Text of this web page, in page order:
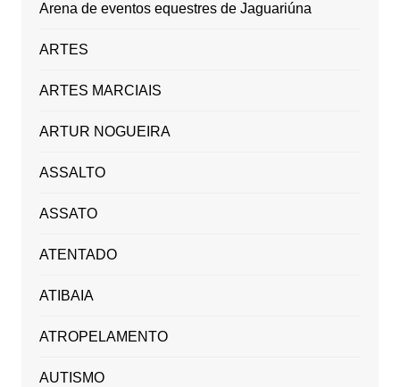
Arena de eventos equestres de Jaguariúna
ARTES
ARTES MARCIAIS
ARTUR NOGUEIRA
ASSALTO
ASSATO
ATENTADO
ATIBAIA
ATROPELAMENTO
AUTISMO